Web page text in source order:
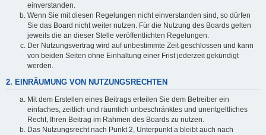
einverstanden.
Wenn Sie mit diesen Regelungen nicht einverstanden sind, so dürfen
Sie das Board nicht weiter nutzen. Für die Nutzung des Boards gelten
jeweils die an dieser Stelle veröffentlichten Regelungen.
Der Nutzungsvertrag wird auf unbestimmte Zeit geschlossen und kann
von beiden Seiten ohne Einhaltung einer Frist jederzeit gekündigt
werden.
2. EINRÄUMUNG VON NUTZUNGSRECHTEN
Mit dem Erstellen eines Beitrags erteilen Sie dem Betreiber ein
einfaches, zeitlich und räumlich unbeschränktes und unentgeltliches
Recht, Ihren Beitrag im Rahmen des Boards zu nutzen.
Das Nutzungsrecht nach Punkt 2, Unterpunkt a bleibt auch nach